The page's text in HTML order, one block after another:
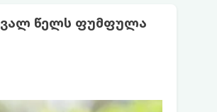
წელს ფუმფულა